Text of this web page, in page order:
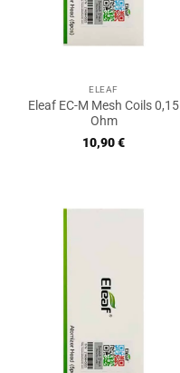
ELEAF
Eleaf EC-M Mesh Coils 0,15
Ohm
10,90€